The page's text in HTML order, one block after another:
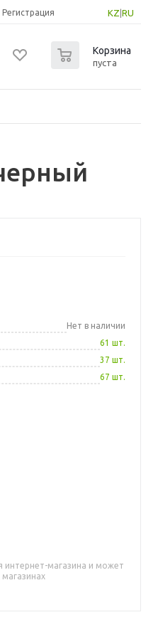
KZ RU
Регистрация
Корзина
пуста
Нет в наличии
61 шт.
37 шт.
67 шт.
интернет-магазина и может